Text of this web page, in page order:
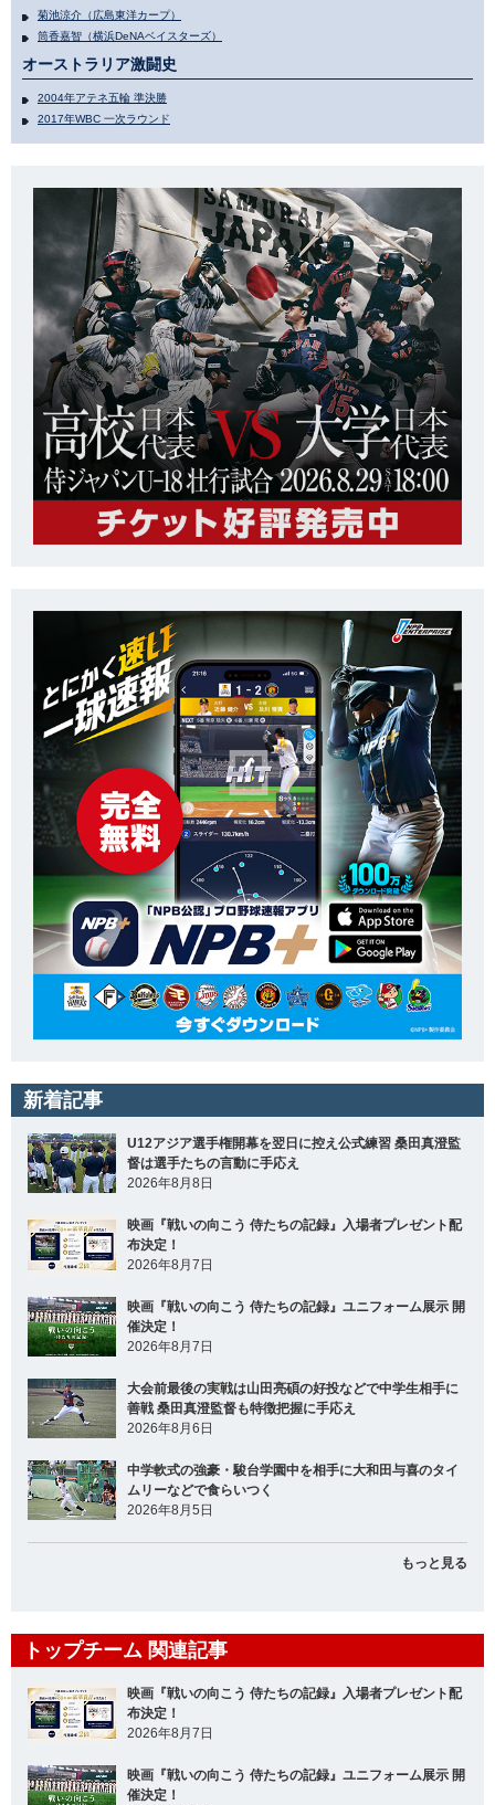
菊池涼介（広島東洋カープ）
筒香嘉智（横浜DeNAベイスターズ）
オーストラリア激闘史
2004年アテネ五輪 準決勝
2017年WBC 一次ラウンド
新着記事
U12アジア選手権開幕を翌日に控え公式練習 桑田真澄監
督は選手たちの言動に手応え
2026年8月8日
映画『戦いの向こう 侍たちの記録』入場者プレゼント配
布決定！
2026年8月7日
映画『戦いの向こう 侍たちの記録』ユニフォーム展示 開
催決定！
2026年8月7日
大会前最後の実戦は山田亮碩の好投などで中学生相手に
善戦 桑田真澄監督も特徴把握に手応え
2026年8月6日
中学軟式の強豪・駿台学園中を相手に大和田与喜のタイ
ムリーなどで食らいつく
2026年8月5日
もっと見る
トップチーム 関連記事
映画『戦いの向こう 侍たちの記録』入場者プレゼント配
布決定！
2026年8月7日
映画『戦いの向こう 侍たちの記録』ユニフォーム展示 開
催決定！